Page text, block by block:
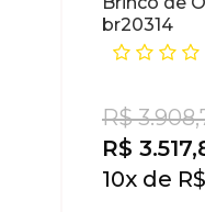
br20314
R$
R$
10x